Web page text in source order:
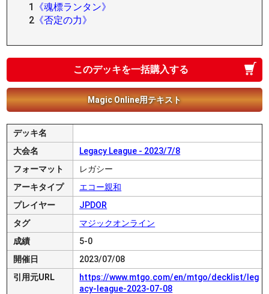
1
《魂標ランタン》
2 《否定の力》
このデッキを一括購入する
Magic Online用テキスト
デッキ名
大会名
Legacy League - 2023/7/8
フォーマット
レガシー
アーキタイプ
エコー親和
プレイヤー
JPDOR
タグ
マジックオンライン
成績
5-0
開催日
2023/07/08
引用元URL
https://www.mtgo.com/en/mtgo/decklist/leg
acy-league-2023-07-08